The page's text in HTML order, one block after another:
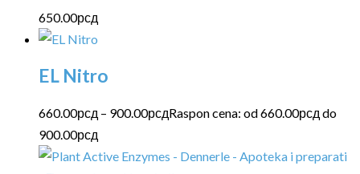
650.00рсд
EL Nitro
660.00рсд – 900.00рсдRaspon cena: od 660.00рсд do
900.00рсд